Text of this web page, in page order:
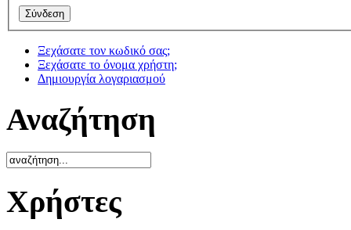
Ξεχάσατε τον κωδικό σας;
Ξεχάσατε το όνομα χρήστη;
Δημιουργία λογαριασμού
Αναζήτηση
Χρήστες